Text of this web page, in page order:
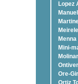
Lopez
Mini-
Ore-
Ortiz